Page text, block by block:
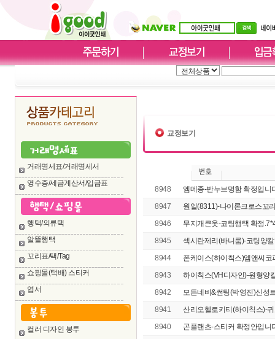
거래명세표/거래명세서
영수증/세금계산서/입금표
행택/의류택
알뜰행택
꼬리표/택/Tag
쇼핑몰(택배) 스티커
엽서
컬러 디자인 봉투
교정보기
8948
엠메종-반누브명함 확정입니
8947
원일(8311)-나이론크로스꼬
8946
무지개큰옷-코팅행택 확정
8945
섹시란제리(바니룸)-코팅양
8944
폰케이스(하이칙스)엠앤씨
8943
하이칙스(VH디자인)-원형양
8942
모든네비&썬팅(박영진)신성
8941
산리오헬로키티(하이칙스)-
8940
곤플랜츠-스티커 확정안입니